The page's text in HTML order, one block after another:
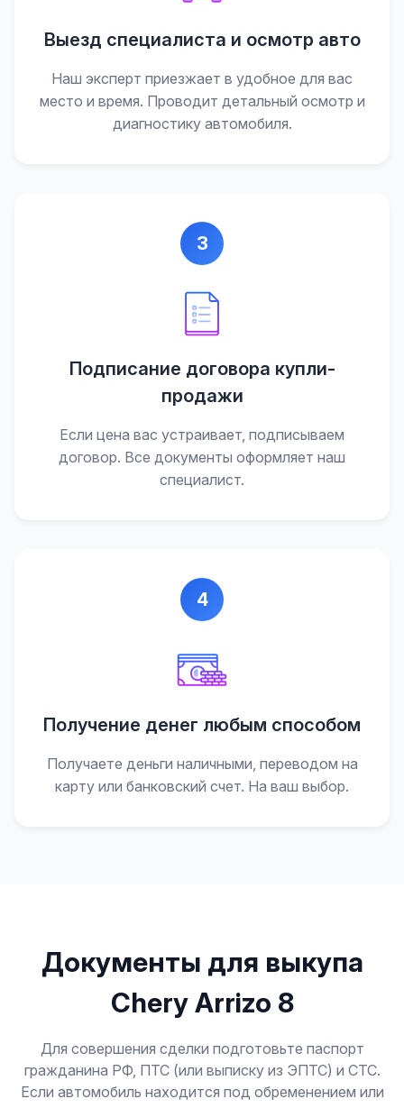
Выезд специалиста и осмотр авто
Наш эксперт приезжает в удобное для вас
место и время. Проводит детальный осмотр и
диагностику автомобиля.
3
Подписание договора купли-
продажи
Если цена вас устраивает, подписываем
договор. Все документы оформляет наш
специалист.
4
Получение денег любым способом
Получаете деньги наличными, переводом на
карту или банковский счет. На ваш выбор.
Документы для выкупа
Chery Arrizo 8
Для совершения сделки подготовьте паспорт
гражданина РФ, ПТС (или выписку из ЭПТС) и СТС.
Если автомобиль находится под обременением или